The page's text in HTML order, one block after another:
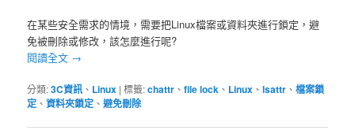
在某些安全需求的情境，需要把Linux檔案或資料夾進行鎖定，避
免被刪除或修改，該怎麼進行呢?
閱讀全文 →
分類:3C資訊 、 Linux |標籤:chattr 、file lock 、 Linux 、lsattr 、檔案鎖
定 、資料夾鎖定 、避免刪除